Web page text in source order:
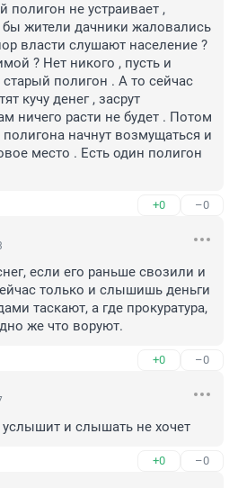
не устраивает ,
бы жители дачники жаловались
власти слушают население ?
? Нет никого , пусть и
полигон . А то сейчас
кучу денег , засрут
ничего расти не будет . Потом
начнут возмущаться и
место . Есть один полигон
+0 –0
если его раньше свозили и
только и слышишь деньги
таскают, а где прокуратура,
же что воруют.
+0 –0
услышит и слышать не хочет
+0 –0